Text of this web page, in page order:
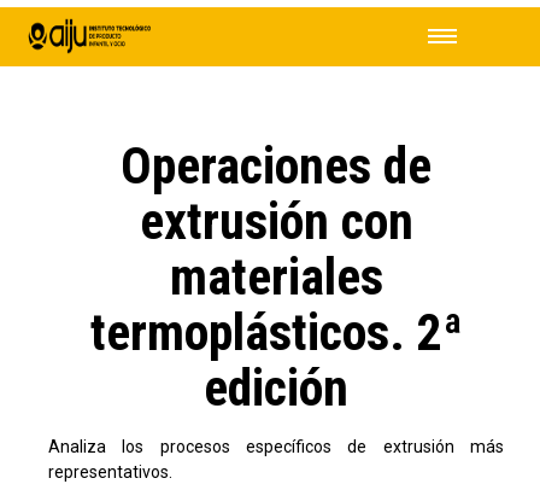
Operaciones de
extrusión con
materiales
termoplásticos. 2ª
edición
Analiza los procesos específicos de extrusión más
representativos.